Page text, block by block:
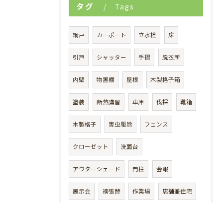
タグ Tags
網戸 カーポート 立水栓 床
引戸 シャッター 手摺 脱衣所
内壁 物置棚 屋根 木製格子箱
塗装 断熱講習 車庫 伐採 靴箱
木製格子 害虫駆除 フェンス
クローゼット 洗面台
アウターシェード 門柱 会報
展示会 襖張替 作業場 店舗兼住宅